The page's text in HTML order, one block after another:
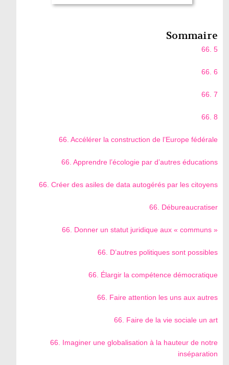
Sommaire
66. 5
66. 6
66. 7
66. 8
66. Accélérer la construction de l’Europe fédérale
66. Apprendre l’écologie par d’autres éducations
66. Créer des asiles de data autogérés par les citoyens
66. Débureaucratiser
66. Donner un statut juridique aux « communs »
66. D’autres politiques sont possibles
66. Élargir la compétence démocratique
66. Faire attention les uns aux autres
66. Faire de la vie sociale un art
66. Imaginer une globalisation à la hauteur de notre
inséparation